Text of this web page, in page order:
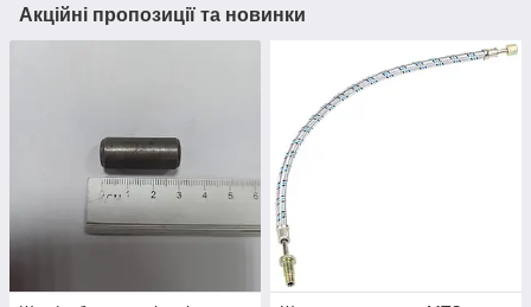
Акційні пропозиції та новинки